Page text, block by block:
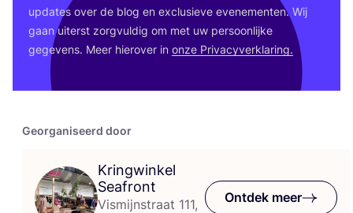
Georganiseerd door
Kringwinkel
Seafront
Vismijnstraat 111,
Ontdek meer
upda­tes over de blog en exclu­sie­ve eve­ne­men­ten. Wij
gaan uiterst zorg­vul­dig om met uw per­soon­lij­ke
gege­vens. Meer hier­over in onze Pri­va­cy­ver­kla­ring.